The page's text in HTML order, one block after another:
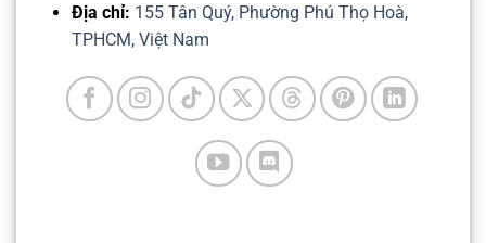
Địa chỉ: 155 Tân Quý, Phường Phú Thọ Hoà,
TPHCM, Việt Nam